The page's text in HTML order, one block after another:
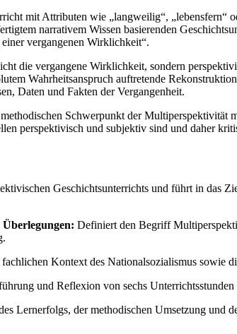
mit Attributen wie „langweilig“, „lebensfern“
narrativem Wissen basierenden
vergangenen Wirklichkeit“.
die vergangene Wirklichkeit, sondern
Wahrheitsanspruch auftretende
Daten und Fakten der Vergangenheit.
Schwerpunkt der Multiperspektivität
perspektivisch und subjektiv sind und daher
Geschichtsunterrichts und führt in das
Definiert den Begriff
Kontext des Nationalsozialismus sowie
und Reflexion von sechs
Lernerfolgs, der methodischen Umsetzung und